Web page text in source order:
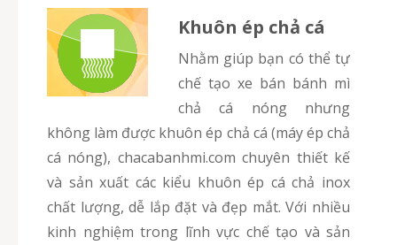
Khuôn ép chả cá
Nhằm giúp bạn có thể tự
chế tạo xe bán bánh mì
chả cá nóng nhưng
không làm được khuôn ép chả cá (máy ép chả
cá nóng), chacabanhmi.com chuyên thiết kế
và sản xuất các kiểu khuôn ép cá chả inox
chất lượng, dễ lắp đặt và đẹp mắt. Với nhiều
kinh nghiệm trong lĩnh vực chế tạo và sản